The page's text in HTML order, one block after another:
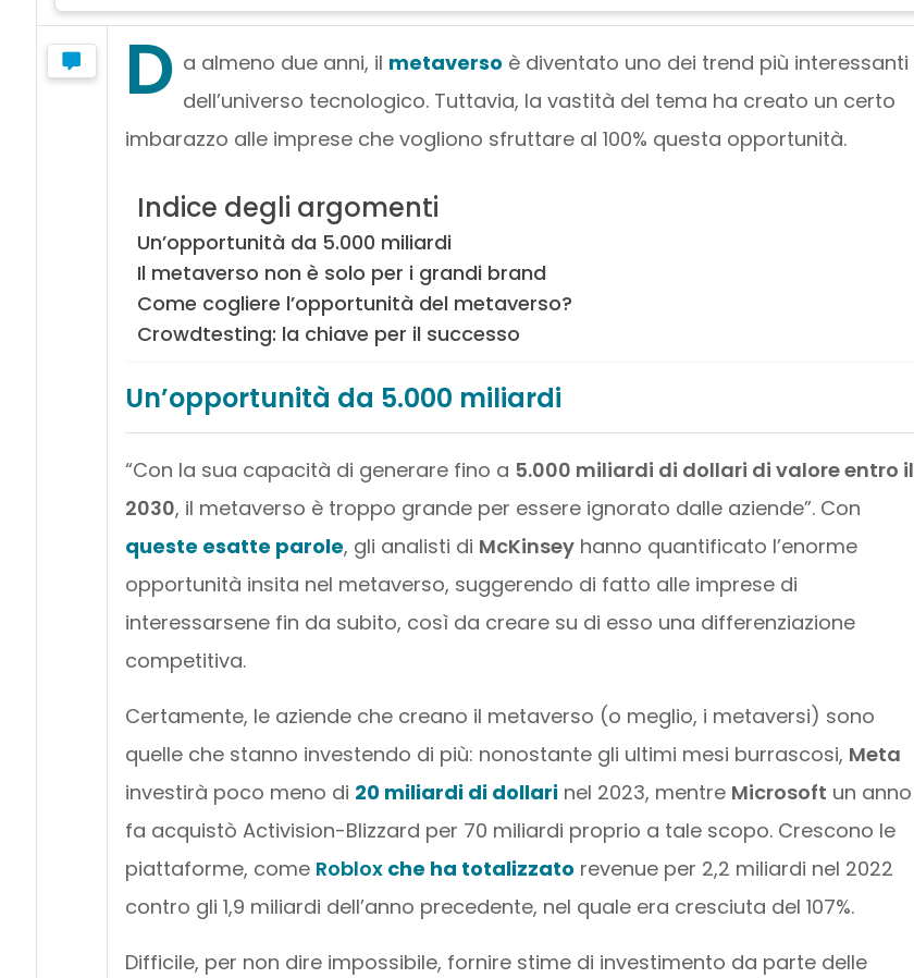
D a almeno due anni, il metaverso è diventato uno dei trend più interessanti
dell’universo tecnologico. Tuttavia, la vastità del tema ha creato un certo
imbarazzo alle imprese che vogliono sfruttare al 100% questa opportunità.
Indice degli argomenti
Un’opportunità da 5.000 miliardi
Il metaverso non è solo per i grandi brand
Come cogliere l’opportunità del metaverso?
Crowdtesting: la chiave per il successo
Un’opportunità da 5.000 miliardi
“Con la sua capacità di generare fino a 5.000 miliardi di dollari di valore entro il
2030, il metaverso è troppo grande per essere ignorato dalle aziende”. Con
queste esatte parole, gli analisti di McKinseyhanno quantificato l’enorme
opportunità insita nel metaverso, suggerendo di fatto alle imprese di
interessarsene fin da subito, così da creare su di esso una differenziazione
competitiva.
Certamente, le aziende che creano il metaverso (o meglio, i metaversi) sono
quelle che stanno investendo di più: nonostante gli ultimi mesi burrascosi, Meta
investirà poco meno di 20 miliardi di dollarinel 2023, mentre Microsoft un anno
fa acquistò Activision-Blizzard per 70 miliardi proprio a tale scopo. Crescono le
piattaforme, come Robloxche ha totalizzato revenue per 2,2 miliardi nel 2022
contro gli 1,9 miliardi dell’anno precedente, nel quale era cresciuta del 107%.
Difficile, per non dire impossibile, fornire stime di investimento da parte delle